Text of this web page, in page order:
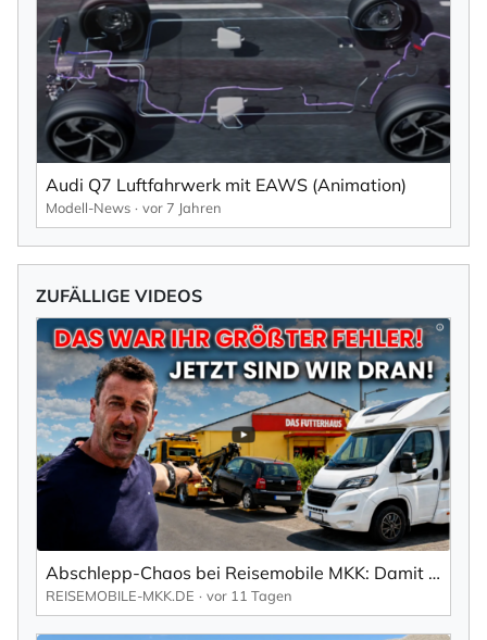
Audi Q7 Luftfahrwerk mit EAWS (Animation)
Modell-News vor 7 Jahren
ZUFÄLLIGE VIDEOS
Abschlepp-Chaos bei Reisemobile MKK: Damit haben sie nicht gerechnet!
REISEMOBILE-MKK.DE vor 11 Tagen